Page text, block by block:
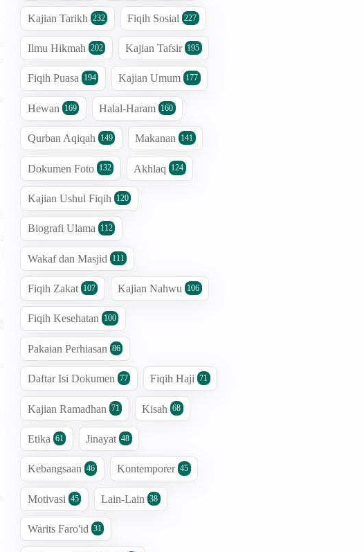
Kajian Tarikh 232 Fiqih Sosial 227
Ilmu Hikmah 202 Kajian Tafsir 195
Fiqih Puasa 194 Kajian Umum 177
Hewan 169 Halal-Haram 160
Qurban Aqiqah 149 Makanan 141
Dokumen Foto 132 Akhlaq 124
Kajian Ushul Fiqih 120
Biografi Ulama 112
Wakaf dan Masjid 111
Fiqih Zakat 107 Kajian Nahwu 106
Fiqih Kesehatan 100
Pakaian Perhiasan 86
Daftar Isi Dokumen 77 Fiqih Haji 71
Kajian Ramadhan 71 Kisah 68
Etika 61 Jinayat 48
Kebangsaan 46 Kontemporer 45
Motivasi 45 Lain-Lain 38
Warits Faro'id 31